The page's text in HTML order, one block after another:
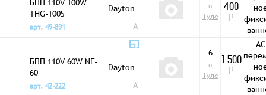
THG-100S
Dayton
арт. 49-891
A
в
Туле
400
Р
БПП 110V 60W NF-
60
Dayton
арт. 42-222
A
6
в
Туле
1 500
Р
AC